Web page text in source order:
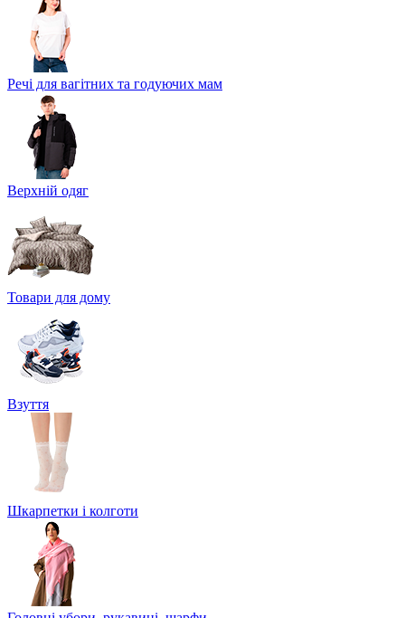
Речі для вагітних та годуючих мам
Верхній одяг
Товари для дому
Взуття
Шкарпетки і колготи